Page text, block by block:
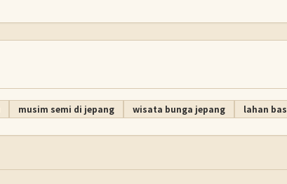
musim semi di jepang wisata bunga jepang lahan